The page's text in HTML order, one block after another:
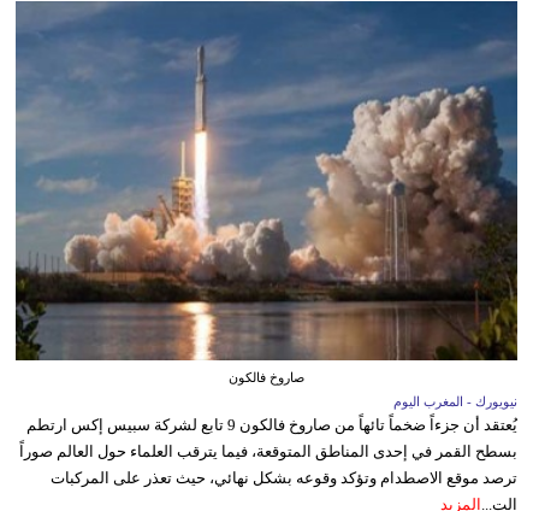
صاروخ فالكون
نيويورك - المغرب اليوم
يُعتقد أن جزءاً ضخماً تائهاً من صاروخ فالكون 9 تابع لشركة سبيس إكس ارتطم
بسطح القمر في إحدى المناطق المتوقعة، فيما يترقب العلماء حول العالم صوراً
ترصد موقع الاصطدام وتؤكد وقوعه بشكل نهائي، حيث تعذر على المركبات
الت... المزيد